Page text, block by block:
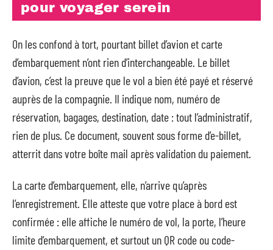
pour voyager serein
On les confond à tort, pourtant billet d’avion et carte
d’embarquement n’ont rien d’interchangeable. Le billet
d’avion, c’est la preuve que le vol a bien été payé et réservé
auprès de la compagnie. Il indique nom, numéro de
réservation, bagages, destination, date : tout l’administratif,
rien de plus. Ce document, souvent sous forme d’e-billet,
atterrit dans votre boîte mail après validation du paiement.
La carte d’embarquement, elle, n’arrive qu’après
l’enregistrement. Elle atteste que votre place à bord est
confirmée : elle affiche le numéro de vol, la porte, l’heure
limite d’embarquement, et surtout un QR code ou code-